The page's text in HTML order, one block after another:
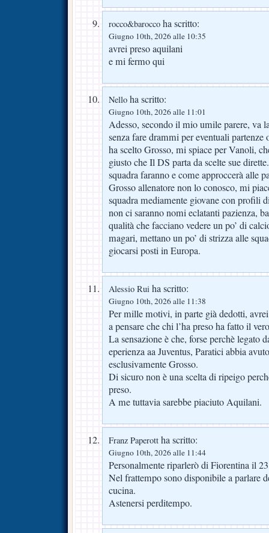
rocco&barocco ha scritto:
Giugno 10th, 2026 alle 10:35
avrei preso aquilani
e mi fermo qui
Nello ha scritto:
Giugno 10th, 2026 alle 11:01
Adesso, secondo il mio umile parere, va
senza fare drammi per eventuali
ha scelto Grosso, mi spiace per Vanoli,
giusto che Il DS parta da scelte sue
squadra faranno e come approccerà alle
Grosso allenatore non lo conosco, mi
squadra mediamente giovane con profili
non ci saranno nomi eclatanti pazienza,
qualità che facciano vedere un po’ di
magari, mettano un po’ di strizza alle
giocarsi posti in Europa.
Alessio Rui ha scritto:
Giugno 10th, 2026 alle 11:38
Per mille motivi, in parte già dedotti,
a pensare che chi l’ha preso ha fatto il
La sensazione è che, forse perchè legato
eperienza aa Juventus, Paratici abbia
esclusivamente Grosso.
Di sicuro non è una scelta di ripeigo
preso.
A me tuttavia sarebbe piaciuto Aquilani.
Franz Paperott ha scritto:
Giugno 10th, 2026 alle 11:44
Personalmente riparlerò di Fiorentina il
Nel frattempo sono disponibile a parlare
cucina.
Astenersi perditempo.